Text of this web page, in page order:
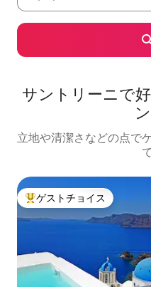
サントリーニで
立地や清潔さなどの点で
大好評のゲストチョイスです
ゲストチョイス